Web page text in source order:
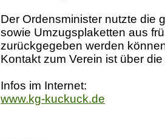
Der Ordensminister nutzte die
sowie Umzugsplaketten aus
zurückgegeben werden
Kontakt zum Verein ist über
Infos im Internet:
www.kg-kuckuck.de